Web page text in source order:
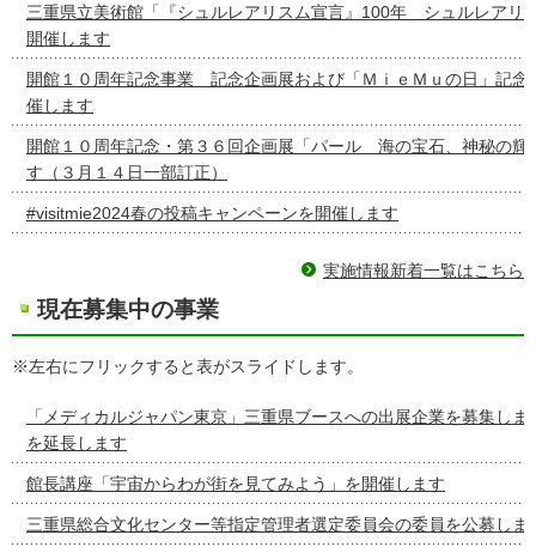
三重県立美術館「『シュルレアリスム宣言』100年 シュルレアリ
開催します
開館１０周年記念事業 記念企画展および「ＭｉｅＭｕの日」記念
催します
開館１０周年記念・第３６回企画展「パール 海の宝石、神秘の輝
す（３月１４日一部訂正）
#visitmie2024春の投稿キャンペーンを開催します
実施情報新着一覧はこちら
現在募集中の事業
※左右にフリックすると表がスライドします。
「メディカルジャパン東京」三重県ブースへの出展企業を募集し
を延長します
館長講座「宇宙からわが街を見てみよう」を開催します
三重県総合文化センター等指定管理者選定委員会の委員を公募しま